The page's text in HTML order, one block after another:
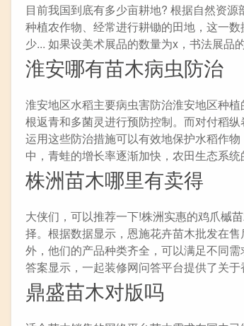
目前我国到底有多少亩耕地? 根据自然资
种植农作物、经常进行耕锄的田地，这一
少... 如果设美术展品的数量为x，书法展品
淮安哪有苗木病虫防治
淮安地区水稻主要病虫害防治淮安地区种
根返青和多菌灵进行预防控制。而对付稻
运用这些防治措施可以有效地保护水稻作
中，青蛙的增长率逐渐加快，农田生态系
株洲苗木哪里有卖得
大侠们，可以推荐一下!株洲实惠的鸡爪槭
择。根据数据显示，恩施花卉苗木批发在
外，他们的产品种类齐全，可以满足不同
答案显示，一起装修网问答平台提供了关
鼎盛苗木对版吗